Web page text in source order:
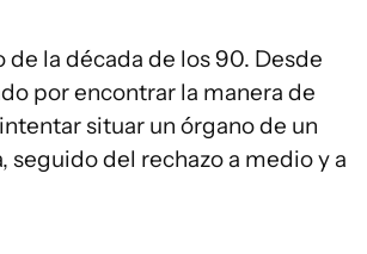
la década de los 90. Desde
por encontrar la manera de
situar un órgano de un
del rechazo a medio y a